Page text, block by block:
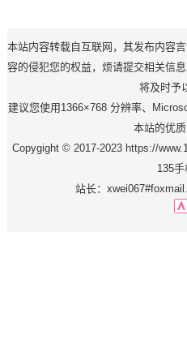
本站内容转载自互联网，其发布内容
容的侵犯您的权益，烦请提交相关信
将及时予
建议您使用1366×768 分辨率、
本站的优
Copygight © 2017-2023 https://
135手
站长：